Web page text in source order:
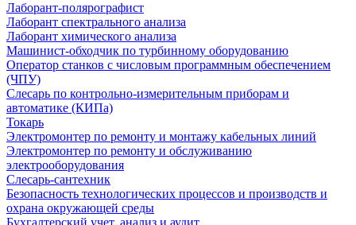
Лаборант-полярографист
Лаборант спектрального анализа
Лаборант химического анализа
Машинист-обходчик по турбинному оборудованию
Оператор станков с числовым программным обеспечением
(ЧПУ)
Слесарь по контрольно-измерительным приборам и
автоматике (КИПа)
Токарь
Электромонтер по ремонту и монтажу кабельных линий
Электромонтер по ремонту и обслуживанию
электрооборудования
Слесарь-сантехник
Безопасность технологических процессов и производств и
охрана окружающей среды
Бухгалтерский учет, анализ и аудит